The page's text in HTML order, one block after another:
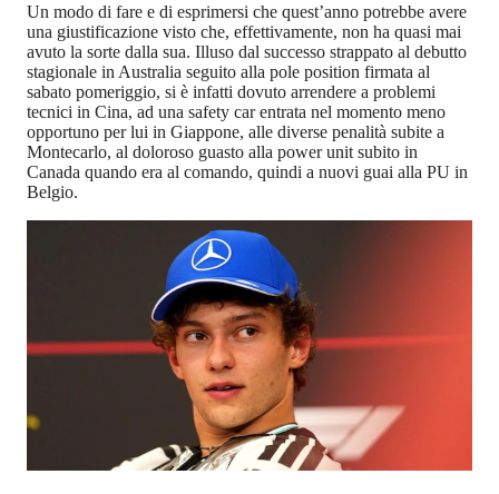
Un modo di fare e di esprimersi che quest’anno potrebbe avere
una giustificazione visto che, effettivamente, non ha quasi mai
avuto la sorte dalla sua. Illuso dal successo strappato al debutto
stagionale in Australia seguito alla pole position firmata al
sabato pomeriggio, si è infatti dovuto arrendere a problemi
tecnici in Cina, ad una safety car entrata nel momento meno
opportuno per lui in Giappone, alle diverse penalità subite a
Montecarlo, al doloroso guasto alla power unit subito in
Canada quando era al comando, quindi a nuovi guai alla PU in
Belgio.